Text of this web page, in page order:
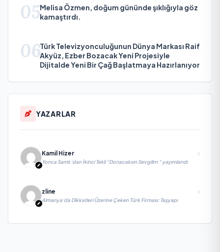
05Melisa Özmen, doğum gününde şıklığıyla göz
kamaştırdı.
06Türk Televizyonculuğunun Dünya Markası Raif
Akyüz, Ezber Bozacak Yeni Projesiyle
Dijitalde Yeni Bir Çağ Başlatmaya Hazırlanıyor
YAZARLAR
Kamil Hizer
Yonca Samlı ‘dan İkinci Tekli “Donacaksın Sevgilim “ yayımlandı
zline
Almanya’da Dikkatleri Üzerine Çeken Türk Firması: Taşyapı